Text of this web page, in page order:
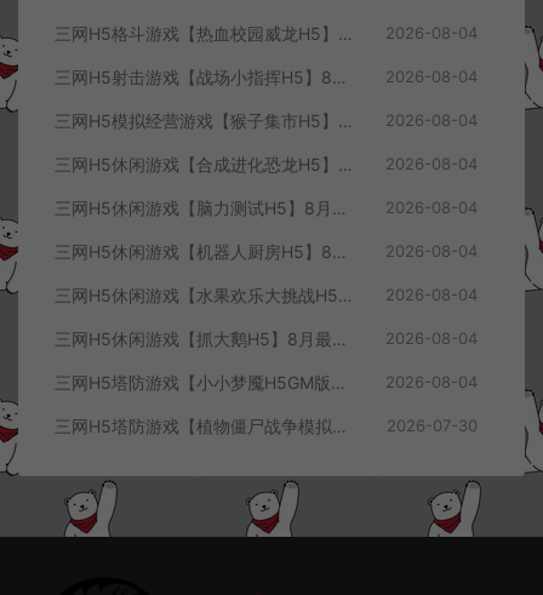
三网H5格斗游戏【热血校园威龙H5】8月最新整理Linux手工服务端+Win一键服务端+解压即玩+简易安卓客户端+详细搭建教程 2026-08-04
三网H5射击游戏【战场小指挥H5】8月最新整理Linux手工服务端+Win一键服务端+解压即玩+简易安卓客户端+详细搭建教程 2026-08-04
三网H5模拟经营游戏【猴子集市H5】8月最新整理Linux手工服务端+Win一键服务端+解压即玩+简易安卓客户端+详细搭建教程 2026-08-04
三网H5休闲游戏【合成进化恐龙H5】8月最新整理Linux手工服务端+Win一键服务端+解压即玩+简易安卓客户端+详细搭建教程 2026-08-04
三网H5休闲游戏【脑力测试H5】8月最新整理Linux手工服务端+Win一键服务端+解压即玩+简易安卓客户端+详细搭建教程 2026-08-04
三网H5休闲游戏【机器人厨房H5】8月最新整理Linux手工服务端+Win一键服务端+解压即玩+简易安卓客户端+详细搭建教程 2026-08-04
三网H5休闲游戏【水果欢乐大挑战H5】8月最新整理Linux手工服务端+Win一键服务端+解压即玩+简易安卓客户端+详细搭建教程 2026-08-04
三网H5休闲游戏【抓大鹅H5】8月最新整理Linux手工服务端+Win一键服务端+解压即玩+简易安卓客户端+详细搭建教程 2026-08-04
三网H5塔防游戏【小小梦魇H5GM版】7月最新整理Linux手工服务端+Win一键服务端+解压即玩+简易安卓客户端+详细搭建教程 2026-08-04
三网H5塔防游戏【植物僵尸战争模拟器H5】7月最新整理Linux手工服务端+Win一键服务端+解压即玩+简易安卓客户端+详细搭建教程 2026-07-30